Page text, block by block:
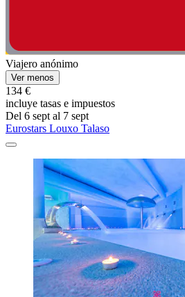
Viajero anónimo
Ver menos
134 €
incluye tasas e impuestos
Del 6 sept al 7 sept
Eurostars Louxo Talaso